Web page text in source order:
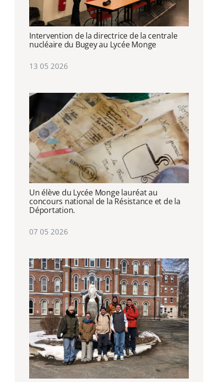
Intervention de la directrice de la centrale
nucléaire du Bugey au Lycée Monge
13 05 2026
Un élève du Lycée Monge lauréat au
concours national de la Résistance et de la
Déportation.
07 05 2026